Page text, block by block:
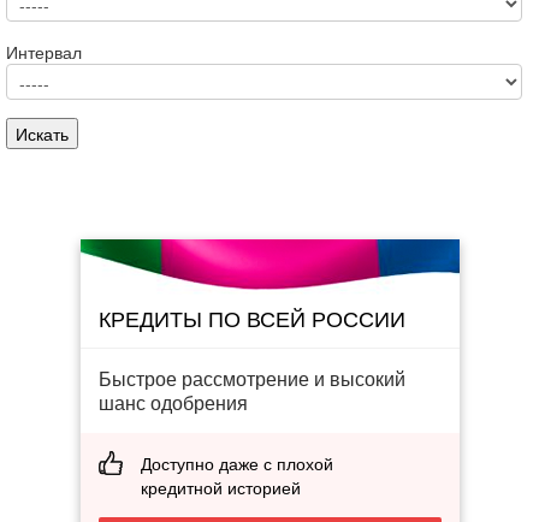
Интервал
КРЕДИТЫ ПО ВСЕЙ РОССИИ
Быстрое рассмотрение и высокий
шанс одобрения
Доступно даже с плохой
кредитной историей